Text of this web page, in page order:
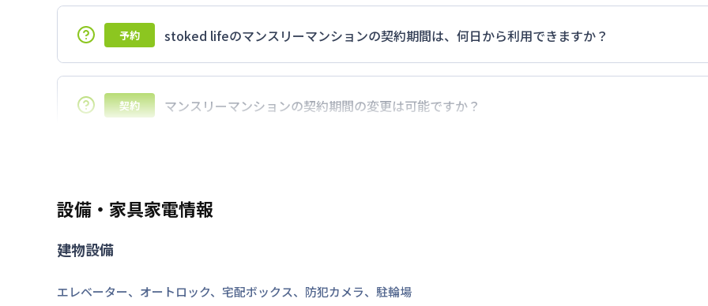
予約
stoked lifeのマンスリーマンションの契約期間は、何日から利用できますか？
7日以上からのご契約期間ですが1ヶ月（30日）以上のご契約期間の地域もございますのでお気軽にお問い
契約
マンスリーマンションの契約期間の変更は可能ですか？
設備・家具家電情報
建物設備
エレベーター、 オートロック、 宅配ボックス、 防犯カメラ、 駐輪場